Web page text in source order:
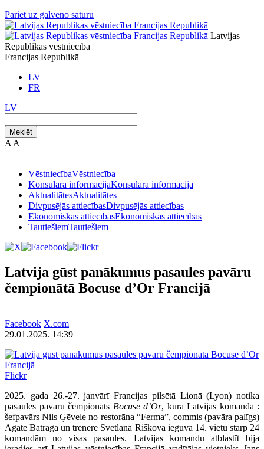
Pāriet uz galveno saturu
Latvijas
Republikas vēstniecība
Francijas Republikā
LV
FR
LV
Meklēt
A A
VēstniecībaVēstniecība
Konsulārā informācijaKonsulārā informācija
AktualitātesAktualitātes
Divpusējās attiecībasDivpusējās attiecības
Ekonomiskās attiecībasEkonomiskās attiecības
TautiešiemTautiešiem
Latvija gūst panākumus pasaules pavāru
čempionātā Bocuse d’Or Francijā
Facebook X.com
29.01.2025. 14:39
Flickr
2025. gada 26.-27. janvārī Francijas pilsētā Lionā (Lyon) notika
pasaules pavāru čempionāts Bocuse d’Or, kurā Latvijas komanda :
šefpavārs Nils Ģēvele no restorāna “Ferma”, commis (pavāra palīgs)
Agate Batraga un trenere Svetlana Riškova ieguva 14. vietu starp 24
komandām no visas pasaules. Latvijas komandu atblastīt bija